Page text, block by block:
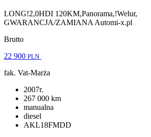
LONG!2,0HDI 120KM,Panorama,!Welur,
GWARANCJA/ZAMIANA Automi-x.pl
Brutto
22 900 PLN
fak. Vat-Marża
2007r.
267 000 km
manualna
diesel
AKL18FMDD